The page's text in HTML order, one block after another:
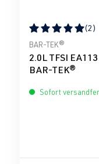
(2)
BAR-TEK®
2.0L TFSI
BAR-TEK®
Sofort